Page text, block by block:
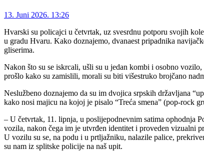
13. Juni 2026. 13:26
Hvarski su policajci u četvrtak, uz svesrdnu potporu svojih
u gradu Hvaru. Kako doznajemo, dvanaest pripadnika
gliserima.
Nakon što su se iskrcali, ušli su u jedan kombi i osobno
prošlo kako su zamislili, morali su biti višestruko brojčano
Neslužbeno doznajemo da su im dvojica srpskih državljana
kako nosi majicu na kojoj je pisalo “Treća smena” (pop-rock
– U četvrtak, 11. lipnja, u poslijepodnevnim satima ophodnja
vozila, nakon čega im je utvrđen identitet i proveden vizualni
U vozilu su se, na podu i u prtljažniku, nalazile palice,
su nam iz splitske policije na naš upit.